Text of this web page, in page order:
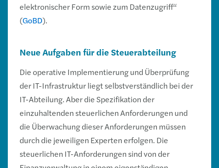
elektronischer Form sowie zum Datenzugriff“
(GoBD).
Neue Aufgaben für die Steuerabteilung
Die operative Implementierung und Überprüfung
der IT-Infrastruktur liegt selbstverständlich bei der
IT-Abteilung. Aber die Spezifikation der
einzuhaltenden steuerlichen Anforderungen und
die Überwachung dieser Anforderungen müssen
durch die jeweiligen Experten erfolgen. Die
steuerlichen IT-Anforderungen sind von der